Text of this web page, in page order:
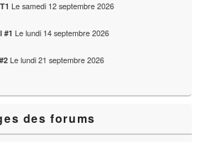
Lesamedi 12 septembre 2026
#1 Lelundi 14 septembre 2026
Lelundi 21 septembre 2026
des forums